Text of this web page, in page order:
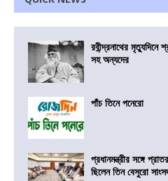
রবীন্দ্রনাথের
সহ অন্যদের
পাঁচ তিনে পনেরো
প্রধানমন্ত্রীর সঙ্গে
ছিলেন তিন বেসুরো